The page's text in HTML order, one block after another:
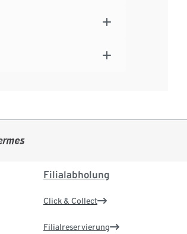
Filialabholung
Click & Collect
Filialreservierung